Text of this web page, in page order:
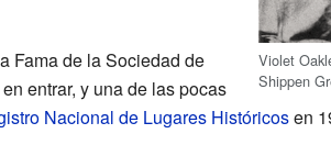
Violet
Shippen
Fama de la Sociedad de
entrar, y una de las pocas
Nacional de Lugares Históricosen